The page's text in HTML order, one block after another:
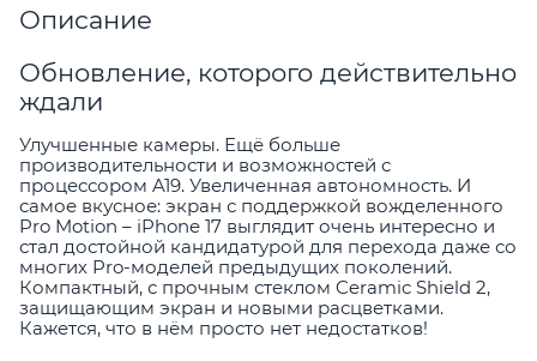
Описание
Обновление, которого действительно
ждали
Улучшенные камеры. Ещё больше
производительности и возможностей с
процессором A19. Увеличенная автономность. И
самое вкусное: экран с поддержкой вожделенного
Pro Motion – iPhone 17 выглядит очень интересно и
стал достойной кандидатурой для перехода даже со
многих Pro-моделей предыдущих поколений.
Компактный, с прочным стеклом Ceramic Shield 2,
защищающим экран и новыми расцветками.
Кажется, что в нём просто нет недостатков!